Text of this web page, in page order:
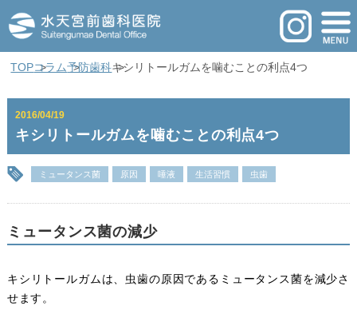
TOPコラム予防歯科キシリトールガムを噛むことの利点4つ
2016/04/19
キシリトールガムを噛むことの利点4つ
ミュータンス菌 原因 唾液 生活習慣 虫歯
ミュータンス菌の減少
キシリトールガムは、虫歯の原因であるミュータンス菌を減少さ
せます。